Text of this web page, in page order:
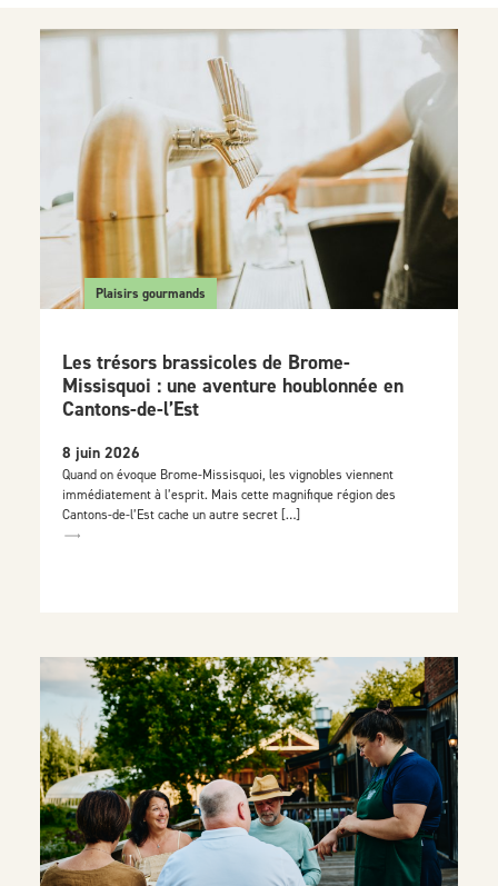
Plaisirs gourmands
Les trésors brassicoles de Brome-
Missisquoi : une aventure houblonnée en
Cantons-de-l’Est
8 juin 2026
Quand on évoque Brome-Missisquoi, les vignobles viennent
immédiatement à l’esprit. Mais cette magnifique région des
Cantons-de-l’Est cache un autre secret […]